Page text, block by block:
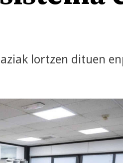
lortzen dituen